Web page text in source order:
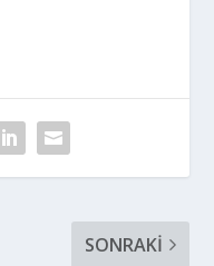
SONRAKI